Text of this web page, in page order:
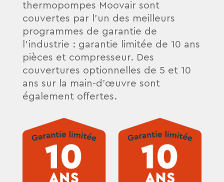
thermopompes Moovair sont
couvertes par l’un des meilleurs
programmes de garantie de
l’industrie : garantie limitée de 10 ans
pièces et compresseur. Des
couvertures optionnelles de 5 et 10
ans sur la main-d’œuvre sont
également offertes.